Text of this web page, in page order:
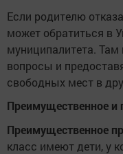
Если родителю
может обратиться в
муниципалитета.
вопросы и
свободных мест в
Преимущественное и
Преимущественное
класс имеют дети, у